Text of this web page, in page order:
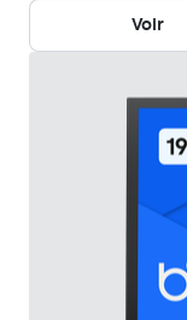
Voir